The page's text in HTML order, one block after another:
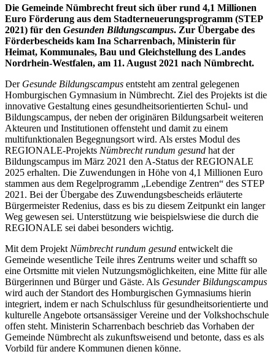
Die Gemeinde Nümbrecht freut sich über rund 4,1 Millionen
Euro Förderung aus dem Stadterneuerungsprogramm (STEP
2021) für den Gesunden Bildungscampus. Zur Übergabe des
Förderbescheids kam Ina Scharrenbach, Ministerin für
Heimat, Kommunales, Bau und Gleichstellung des Landes
Nordrhein-Westfalen, am 11. August 2021 nach Nümbrecht.
Der Gesunde Bildungscampus entsteht am zentral gelegenen
Homburgischen Gymnasium in Nümbrecht. Ziel des Projekts ist die
innovative Gestaltung eines gesundheitsorientierten Schul- und
Bildungscampus, der neben der originären Bildungsarbeit weiteren
Akteuren und Institutionen offensteht und damit zu einem
multifunktionalen Begegnungsort wird. Als erstes Modul des
REGIONALE-Projekts Nümbrecht rundum gesund hat der
Bildungscampus im März 2021 den A-Status der REGIONALE
2025 erhalten. Die Zuwendungen in Höhe von 4,1 Millionen Euro
stammen aus dem Regelprogramm „Lebendige Zentren“ des STEP
2021. Bei der Übergabe des Zuwendungsbescheids erläuterte
Bürgermeister Redenius, dass es bis zu diesem Zeitpunkt ein langer
Weg gewesen sei. Unterstützung wie beispielswiese die durch die
REGIONALE sei dabei besonders wichtig.
Mit dem Projekt Nümbrecht rundum gesund entwickelt die
Gemeinde wesentliche Teile ihres Zentrums weiter und schafft so
eine Ortsmitte mit vielen Nutzungsmöglichkeiten, eine Mitte für alle
Bürgerinnen und Bürger und Gäste. Als Gesunder Bildungscampus
wird auch der Standort des Homburgischen Gymnasiums hierin
integriert, indem er nach Schulschluss für gesundheitsorientierte und
kulturelle Angebote ortsansässiger Vereine und der Volkshochschule
offen steht. Ministerin Scharrenbach beschrieb das Vorhaben der
Gemeinde Nümbrecht als zukunftsweisend und betonte, dass es als
Vorbild für andere Kommunen dienen könne.